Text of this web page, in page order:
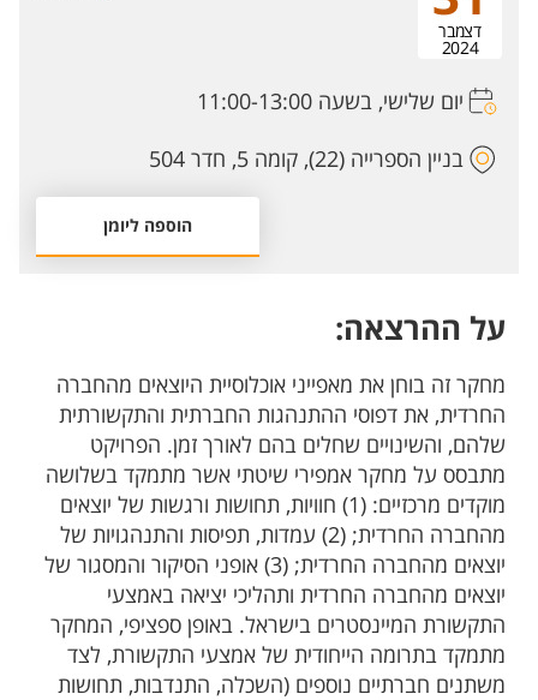
דצמבר
2024
יום שלישי, בשעה 11:00-13:00
בניין הספרייה (22), קומה 5, חדר 504
הוספה ליומן
על ההרצאה:
מחקר זה בוחן את מאפייני אוכלוסיית היוצאים מהחברה
החרדית, את דפוסי ההתנהגות החברתית והתקשורתית
שלהם, והשינויים שחלים בהם לאורך זמן. הפרויקט
מתבסס על מחקר אמפירי שיטתי אשר מתמקד בשלושה
מוקדים מרכזיים: (1) חוויות, תחושות ורגשות של יוצאים
מהחברה החרדית; (2) עמדות, תפיסות והתנהגויות של
יוצאים מהחברה החרדית; (3) אופני הסיקור והמסגור של
יוצאים מהחברה החרדית ותהליכי יציאה באמצעי
התקשורת המיינסטרים בישראל. באופן ספציפי, המחקר
מתמקד בתרומה הייחודית של אמצעי התקשורת, לצד
משתנים חברתיים נוספים (השכלה, התנדבות, תחושות